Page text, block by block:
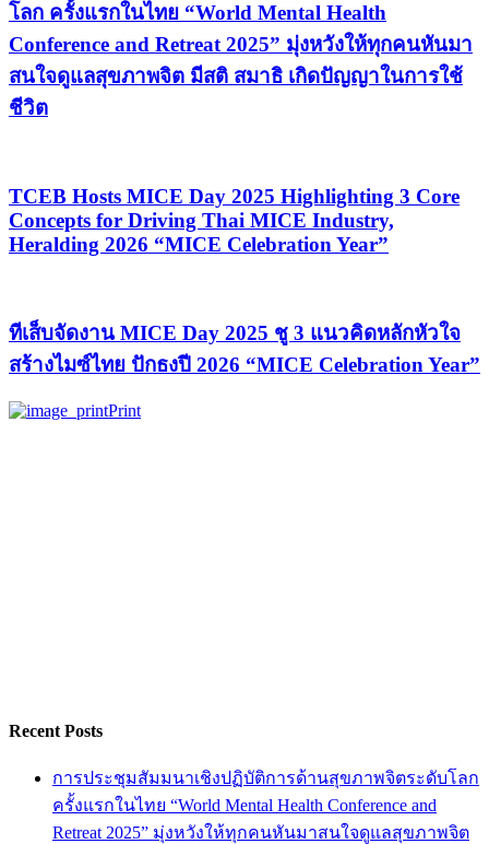
โลก ครั้งแรกในไทย “World Mental Health
Conference and Retreat 2025” มุ่งหวังให้ทุกคนหันมา
สนใจดูแลสุขภาพจิต มีสติ สมาธิ เกิดปัญญาในการใช้
ชีวิต
TCEB Hosts MICE Day 2025 Highlighting 3 Core
Concepts for Driving Thai MICE Industry,
Heralding 2026 “MICE Celebration Year”
ทีเส็บจัดงาน MICE Day 2025 ชู 3 แนวคิดหลักหัวใจ
สร้างไมซ์ไทย ปักธงปี 2026 “MICE Celebration Year”
Print
Recent Posts
การประชุมสัมมนาเชิงปฏิบัติการด้านสุขภาพจิตระดับโลก
ครั้งแรกในไทย “World Mental Health Conference and
Retreat 2025” มุ่งหวังให้ทุกคนหันมาสนใจดูแลสุขภาพจิต